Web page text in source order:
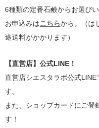
6種類の定番石鹸からお選び
お申込みはこちらから。（は
途送料がかかります）
【直営店】公式LINE！
直営店シエスタラボ公式
す。
また、ショップカードにご登
す！